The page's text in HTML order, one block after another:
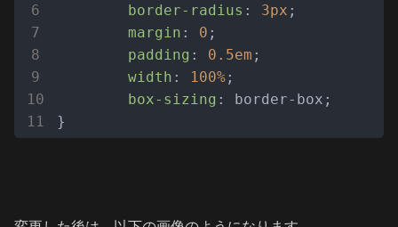
border-radius : 3px ;
margin : 0 ;
padding : 0.5em ;
width : 100%;
box-sizing : border-box;